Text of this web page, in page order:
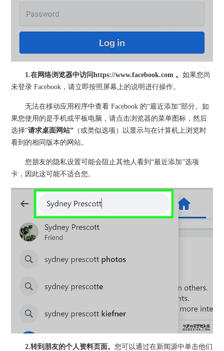
1.在网络浏览器中访问https://www.facebook.com 。如果您尚
未登录 Facebook，请立即按照屏幕上的说明进行操作。
无法在移动应用程序中查看 Facebook 的“最近添加”部分。如
果您使用的是手机或平板电脑，请点击浏览器的菜单图标，然后
选择“请求桌面网站” （或类似选项）以显示与在计算机上浏览时
看到的相同版本的网站。
您朋友的隐私设置可能会阻止其他人看到“最近添加”选项
卡，因此这可能不适合您。
2.转到朋友的个人资料页面。您可以通过在新闻源中单击他们